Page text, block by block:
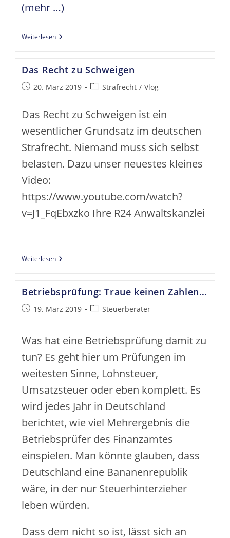
(mehr …)
WeiterlesenDer
Umgang
Untereinander
Das Recht zu Schweigen
Beitrag20. März 2019
Beitrags-
Strafrecht / Vlog
Das Recht zu Schweigen ist ein
wesentlicher Grundsatz im deutschen
Strafrecht. Niemand muss sich selbst
belasten. Dazu unser neuestes kleines
Video:
https://www.youtube.com/watch?
v=J1_FqEbxzko Ihre R24 Anwaltskanzlei
WeiterlesenDas
Recht
Betriebsprüfung: Traue keinen Zahlen…
Beitrag19. März 2019
Beitrags-
Steuerberater
Was hat eine Betriebsprüfung damit zu
tun? Es geht hier um Prüfungen im
weitesten Sinne, Lohnsteuer,
Umsatzsteuer oder eben komplett. Es
wird jedes Jahr in Deutschland
berichtet, wie viel Mehrergebnis die
Betriebsprüfer des Finanzamtes
einspielen. Man könnte glauben, dass
Deutschland eine Bananenrepublik
wäre, in der nur Steuerhinterzieher
leben würden.
Dass dem nicht so ist, lässt sich an